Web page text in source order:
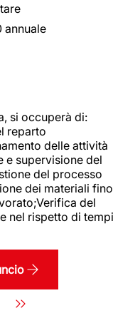
si occuperà di:
reparto
delle attività
e supervisione del
del processo
dei materiali fino
del
nel rispetto di